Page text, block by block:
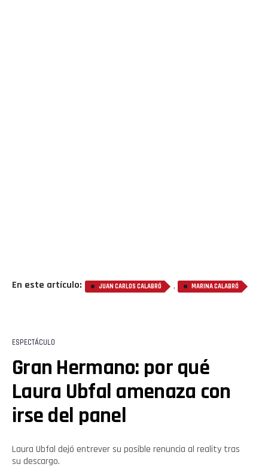
En este artículo: JUAN CARLOS CALABRÓ , MARINA CALABRÓ
ESPECTÁCULO
Gran Hermano: por qué
Laura Ubfal amenaza con
irse del panel
Laura Ubfal dejó entrever su posible renuncia al reality tras
su descargo.